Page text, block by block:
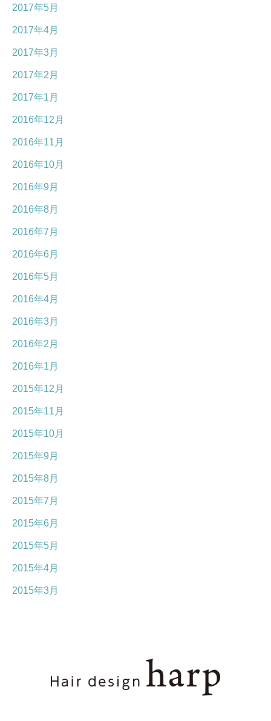
2017年5月
2017年4月
2017年3月
2017年2月
2017年1月
2016年12月
2016年11月
2016年10月
2016年9月
2016年8月
2016年7月
2016年6月
2016年5月
2016年4月
2016年3月
2016年2月
2016年1月
2015年12月
2015年11月
2015年10月
2015年9月
2015年8月
2015年7月
2015年6月
2015年5月
2015年4月
2015年3月